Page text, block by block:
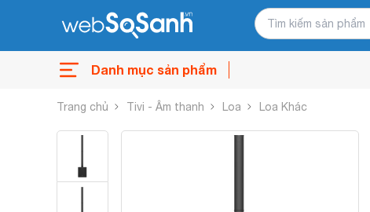
Danh mục sản phẩm
Trang chủ Tivi - Âm thanh Loa Loa Khác